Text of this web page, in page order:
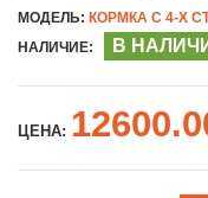
МОДЕЛЬ: КОРМКА С 4-Х
НАЛИЧИЕ:
В
ЦЕНА: